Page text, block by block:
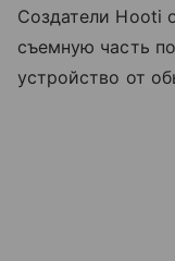
Создатели Hooti
съемную часть
устройство от